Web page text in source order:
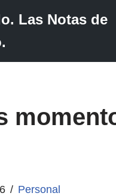
Las Notas de
Personal